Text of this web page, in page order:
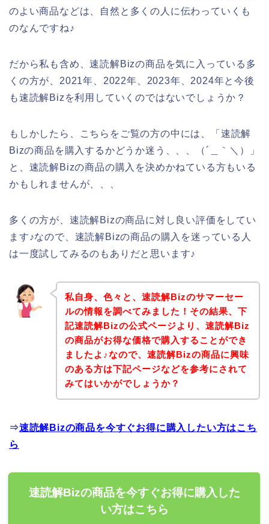
のよい商品などは、自然と多くの人に伝わっていくも
のなんですね♪
だから私も含め、速読解Bizの商品を気に入っている多
くの方が、2021年、2022年、2023年、2024年と今後
も速読解Bizを利用していくのではないでしょうか？
もしかしたら、こちらをご覧の方の中には、「速読解
Bizの商品を購入するかどうか迷う、、、（´＿｀＼）」
と、速読解Bizの商品の購入を決めかねている方もいる
かもしれませんが、、、
多くの方が、速読解Bizの商品に対し良い評価をしてい
ます♪なので、速読解Bizの商品の購入を迷っている人
は一度試してみるのもありだと思います♪
私自身、色々と、速読解Bizのサマーセー
ルの情報を調べてみました！その結果、下
記速読解Bizの公式ページより、速読解Biz
の商品がお得な価格で購入することができ
ましたよ♪なので、速読解Bizの商品に興味
のある方は下記ページなどを参考にされて
みてはいかがでしょうか？
⇒速読解Bizの商品を今すぐお得に購入したい方はこち
ら
速読解Bizの商品を今すぐお得に購入した
い方はこちら